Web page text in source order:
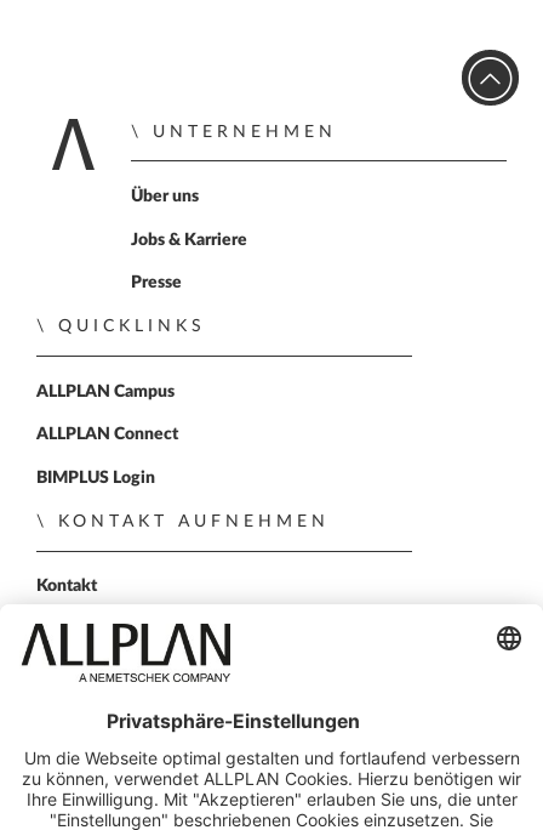
Home
UNTERNEHMEN
Über uns
Jobs & Karriere
Presse
QUICKLINKS
ALLPLAN Campus
ALLPLAN Connect
BIMPLUS Login
KONTAKT AUFNEHMEN
Kontakt
Vertriebspartner
Persönliche Demo
FOLGEN SIE UNS
ALLPLAN auf LinkedIn
ALLPLAN auf Xing
ALLPLAN auf Facebook
ALLPLAN auf YouTube